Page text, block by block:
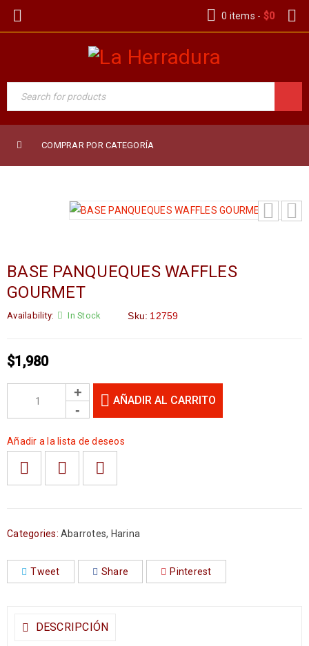
0 items - $0
COMPRAR POR CATEGORÍA
BASE PANQUEQUES WAFFLES
GOURMET
Availability: In Stock Sku: 12759
$1,980
AÑADIR AL CARRITO
Añadir a la lista de deseos
Categories: Abarrotes, Harina
Tweet Share Pinterest
DESCRIPCIÓN